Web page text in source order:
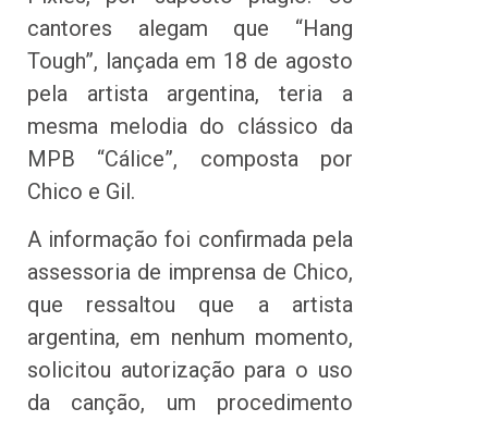
cantores alegam que “Hang
Tough”, lançada em 18 de agosto
pela artista argentina, teria a
mesma melodia do clássico da
MPB “Cálice”, composta por
Chico e Gil.
A informação foi confirmada pela
assessoria de imprensa de Chico,
que ressaltou que a artista
argentina, em nenhum momento,
solicitou autorização para o uso
da canção, um procedimento